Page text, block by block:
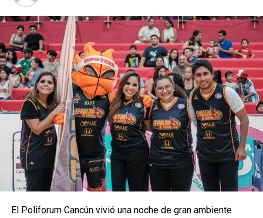
En concordancia con elNuevo Acuerdo por el Bienestar
y Desarrollo, impulsado por la gobernadora Mara Lezama
Espinosa, ambas instituciones coincidieron en que la
educación y el deporte deben caminar de la mano para
garantizar que las y los jóvenes cuenten con herramientas
que fortalezcan su crecimiento físico, emocional y social.
Arzate Hop destacó que el objetivo es que el deporte sea
una prioridad dentro de la vida estudiantil, por lo que se
proyectan alternativas que permitan a las y los alumnos
acceder a diversas disciplinas, así como a infraestructura
qué deportes pueden implementarse y qué recursos se
El Poliforum Cancún vivió una noche de gran ambiente